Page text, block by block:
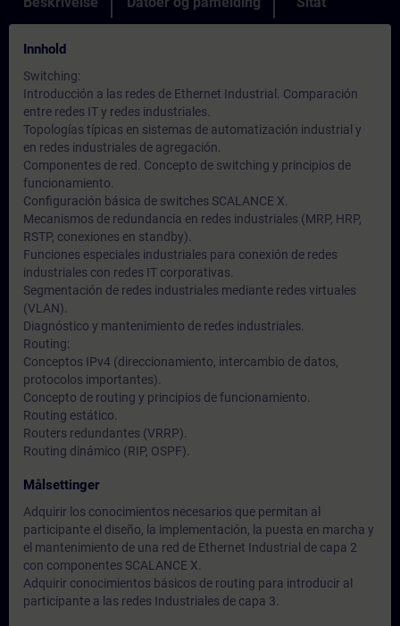
Innhold
Switching:
Introducción a las redes de Ethernet Industrial. Comparación
entre redes IT y redes industriales.
Topologías típicas en sistemas de automatización industrial y
en redes industriales de agregación.
Componentes de red. Concepto de switching y principios de
funcionamiento.
Configuración básica de switches SCALANCE X.
Mecanismos de redundancia en redes industriales (MRP, HRP,
RSTP, conexiones en standby).
Funciones especiales industriales para conexión de redes
industriales con redes IT corporativas.
Segmentación de redes industriales mediante redes virtuales
(VLAN).
Diagnóstico y mantenimiento de redes industriales.
Routing:
Conceptos IPv4 (direccionamiento, intercambio de datos,
protocolos importantes).
Concepto de routing y principios de funcionamiento.
Routing estático.
Routers redundantes (VRRP).
Routing dinámico (RIP, OSPF).
Målsettinger
Adquirir los conocimientos necesarios que permitan al
participante el diseño, la implementación, la puesta en marcha y
el mantenimiento de una red de Ethernet Industrial de capa 2
con componentes SCALANCE X.
Adquirir conocimientos básicos de routing para introducir al
participante a las redes Industriales de capa 3.